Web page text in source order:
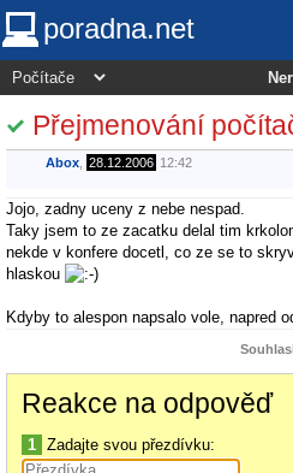
poradna.net
Přejmenování
Abox 28.12.2006 12:42
Jojo, zadny uceny z nebe nespad.
Taky jsem to ze zacatku delal tim
nekde v konfere docetl, co ze se to
hlaskou
Kdyby to alespon napsalo vole, napred
Reakce na odpověď
1 Zadajte svou přezdívku: